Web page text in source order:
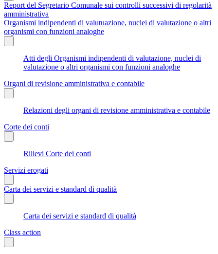
Report del Segretario Comunale sui controlli successivi di regolarità
amministrativa
Organismi indipendenti di valutuazione, nuclei di valutazione o altri
organismi con funzioni analoghe
Atti degli Organismi indipendenti di valutazione, nuclei di
valutazione o altri organismi con funzioni analoghe
Organi di revisione amministrativa e contabile
Relazioni degli organi di revisione amministrativa e contabile
Corte dei conti
Rilievi Corte dei conti
Servizi erogati
Carta dei servizi e standard di qualità
Carta dei servizi e standard di qualità
Class action